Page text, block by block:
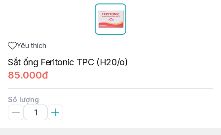
Yêu thích
Sắt ống Feritonic TPC (H20/o)
85.000đ
Số lượng